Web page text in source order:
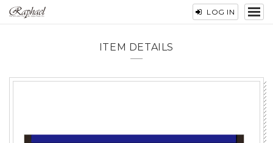
LOG IN
ITEM DETAILS